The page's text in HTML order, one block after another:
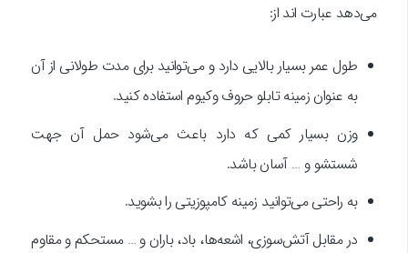
می‌دهد عبارت اند از:
طول عمر بسیار بالایی دارد و می‌توانید برای مدت طولانی از آن
به عنوان زمینه تابلو حروف وکیوم استفاده کنید.
وزن بسیار کمی که دارد باعث می‌شود حمل آن جهت
شستشو و … آسان باشد.
به راحتی می‌توانید زمینه کامپوزیتی را بشوید.
در مقابل آتش‌سوزی، اشعه‌ها، باد، باران و … مستحکم و مقاوم